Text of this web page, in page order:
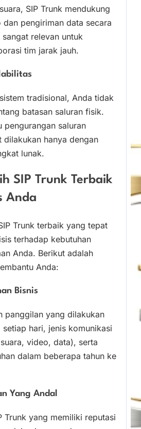
SIP Trunk mendukung
pengiriman data secara
relevan untuk
tim jarak jauh.
tradisional, Anda tidak
batasan saluran fisik.
pengurangan saluran
dilakukan hanya dengan
lunak.
SIP Trunk Terbaik
Anda
Trunk terbaik yang tepat
terhadap kebutuhan
Anda. Berikut adalah
Anda:
Bisnis
panggilan yang dilakukan
setiap hari, jenis komunikasi
video, data), serta
dalam beberapa tahun ke
Yang Andal
Trunk yang memiliki reputasi